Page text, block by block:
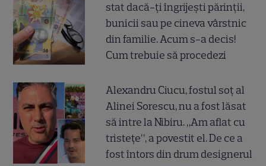
stat dacă-ți îngrijești părinții,
bunicii sau pe cineva vârstnic
din familie. Acum s-a decis!
Cum trebuie să procedezi
Alexandru Ciucu, fostul soț al
Alinei Sorescu, nu a fost lăsat
să intre la Nibiru. „Am aflat cu
tristețe”, a povestit el. De ce a
fost întors din drum designerul